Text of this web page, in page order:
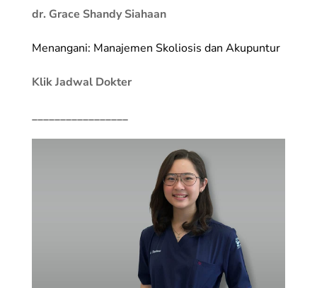
dr. Grace Shandy Siahaan
Menangani: Manajemen Skoliosis dan Akupuntur
Klik Jadwal Dokter
_________________